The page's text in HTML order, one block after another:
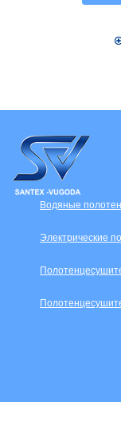
Водяные
Электрические